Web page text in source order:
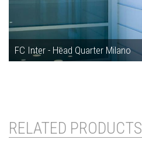
FC Inter - Head Quarter Milano
RELATED PRODUCTS